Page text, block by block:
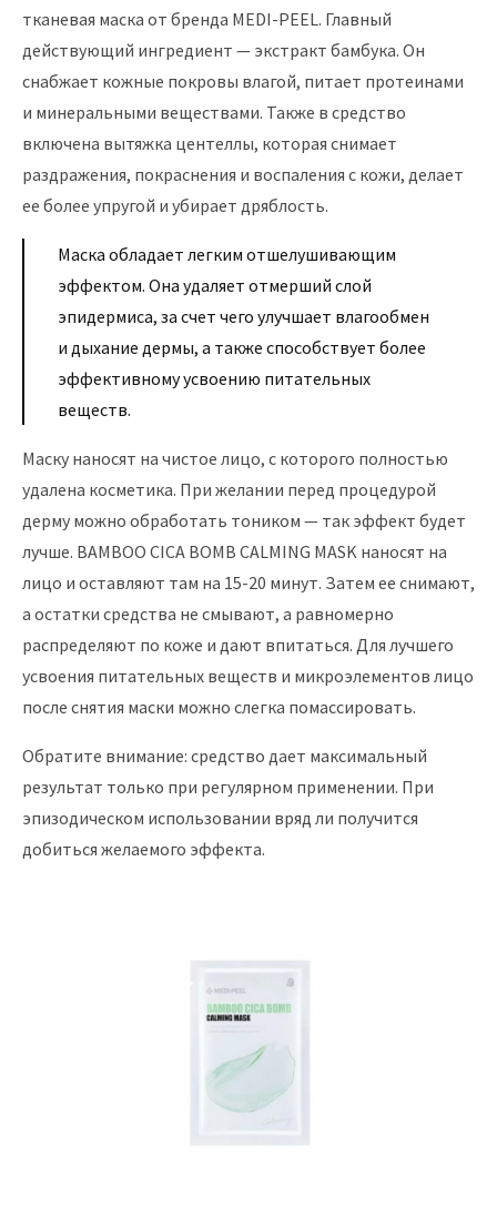
тканевая маска от бренда MEDI-PEEL. Главный
действующий ингредиент — экстракт бамбука. Он
снабжает кожные покровы влагой, питает протеинами
и минеральными веществами. Также в средство
включена вытяжка центеллы, которая снимает
раздражения, покраснения и воспаления с кожи, делает
ее более упругой и убирает дряблость.
Маска обладает легким отшелушивающим
эффектом. Она удаляет отмерший слой
эпидермиса, за счет чего улучшает влагообмен
и дыхание дермы, а также способствует более
эффективному усвоению питательных
веществ.
Маску наносят на чистое лицо, с которого полностью
удалена косметика. При желании перед процедурой
дерму можно обработать тоником — так эффект будет
лучше. BAMBOO CICA BOMB CALMING MASK наносят на
лицо и оставляют там на 15-20 минут. Затем ее снимают,
а остатки средства не смывают, а равномерно
распределяют по коже и дают впитаться. Для лучшего
усвоения питательных веществ и микроэлементов лицо
после снятия маски можно слегка помассировать.
Обратите внимание: средство дает максимальный
результат только при регулярном применении. При
эпизодическом использовании вряд ли получится
добиться желаемого эффекта.